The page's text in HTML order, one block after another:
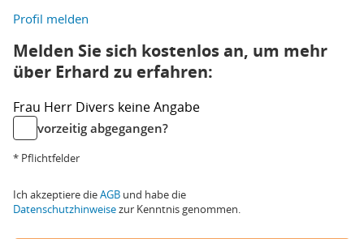
Profil melden
Melden Sie sich kostenlos an, um mehr
über Erhard zu erfahren:
Frau Herr Divers keine Angabe
vorzeitig abgegangen?
* Pflichtfelder
Ich akzeptiere dieAGB und habe die
Datenschutzhinweisezur Kenntnis genommen.